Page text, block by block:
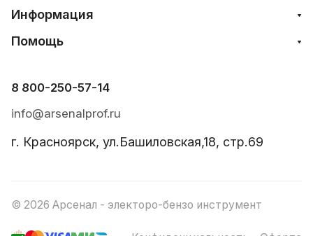
Информация
Помощь
8 800-250-57-14
info@arsenalprof.ru
г. Красноярск, ул.Башиловская,18, стр.69
© 2026 Арсенал - электоро-бензо инструмент